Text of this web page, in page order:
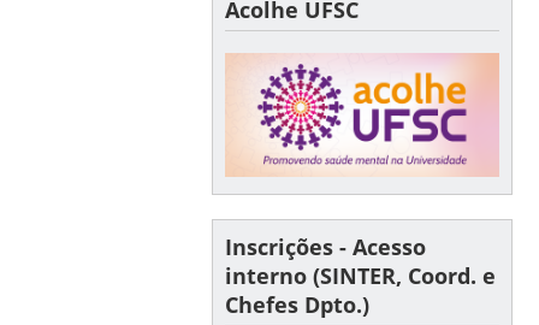
Acolhe UFSC
Inscrições - Acesso
interno (SINTER, Coord. e
Chefes Dpto.)